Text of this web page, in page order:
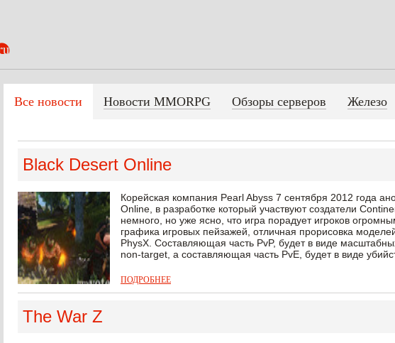
Все новости Новости MMORPG Обзоры серверов Железо
Black Desert Online
Корейская компания Pearl Abyss 7 сентября 2012 года
Online, в разработке который участвуют создатели
немного, но уже ясно, что игра порадует игроков
графика игровых пейзажей, отличная прорисовка
PhysX. Составляющая часть PvP, будет в виде
non-target, а составляющая часть PvE, будет в виде
ПОДРОБНЕЕ
The War Z